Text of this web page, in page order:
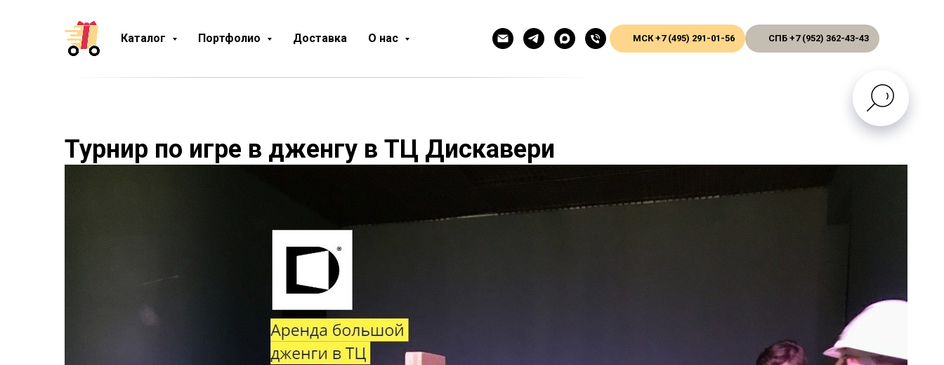
Каталог Портфолио Доставка О нас МСК +7 (495) 291-01-56 СПБ +7 (952) 362-43-43
Турнир по игре в дженгу в ТЦ Дискавери